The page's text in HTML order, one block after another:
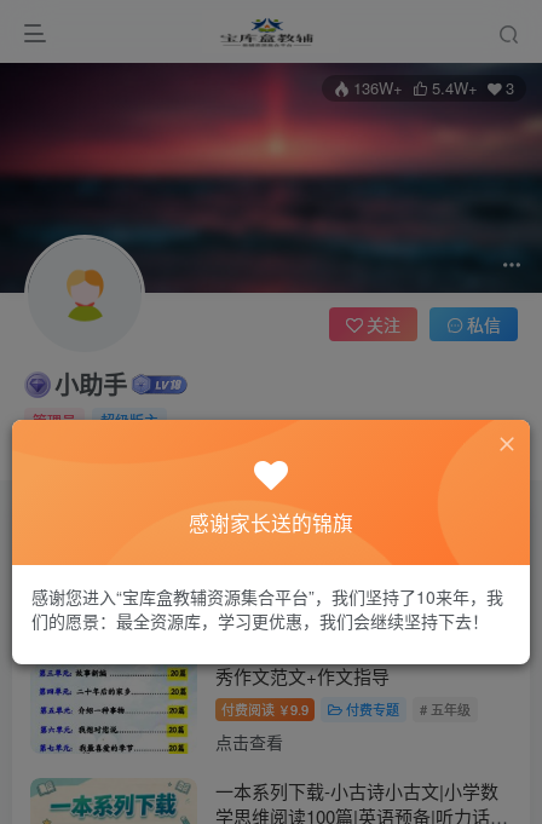
136W+ 5.4W+ 3
小助手
管理员 超级版主
关注 私信
0 评论0 版块10
发布 3922 排序
秀作文范文+作文指导
付费阅读 ￥9.9 付费专题 # 五年级
点击查看
一本系列下载-小古诗小古文|小学数
学思维阅读100篇|英语预备|听力话题
感谢家长送的锦旗
感谢您进入“宝库盒教辅资源集合平台”，我们坚持了10来年，我
们的愿景：最全资源库，学习更优惠，我们会继续坚持下去！